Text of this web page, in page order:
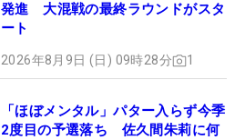
発進 大混戦の最終ラウンドがスタ
ート
2026年8月9日 (日) 09時28分 1
「ほぼメンタル」パター入らず今季
2度目の予選落ち 佐久間朱莉に何